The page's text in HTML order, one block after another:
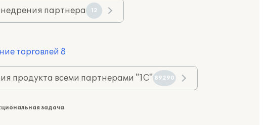
партнера 12
торговлей 8
продукта всеми партнерами "1С" 89290
задача